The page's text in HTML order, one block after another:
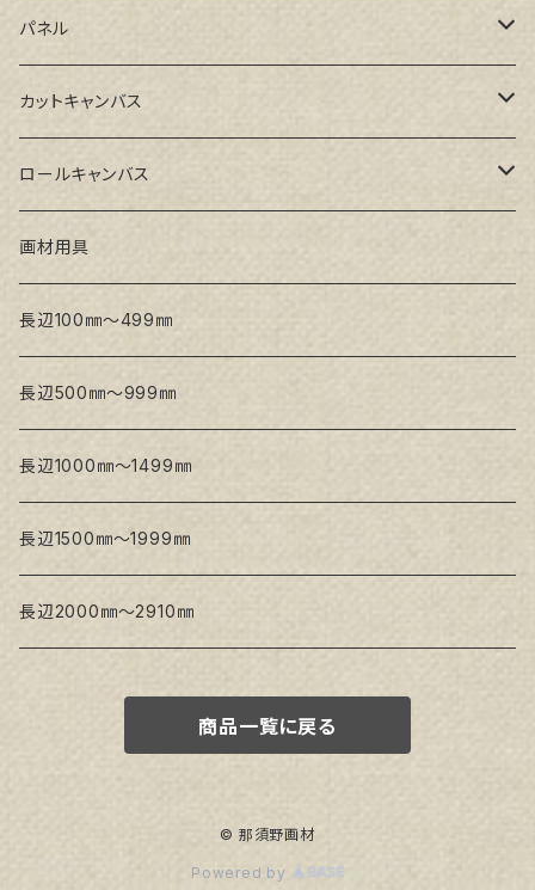
GAERA BA(中荒目)
GAERA GLC(中目)
トークロ イエロー(中目)
トークロ 赤SP(中目)
Snow White SPC(中目)
ルーブル米杉木枠
Paulo木枠
パネル
ラワンパネル
シナパネル
カットキャンバス
GAERA F(中細目)
GAERA BA(中荒目)
Snow White SPC(中目)
Snow White SLA(中目)
ロールキャンバス
GAERA F(中細目) / BA(中荒目)
Snow White SLA(中目)
Snow White SLH(中太目)
Snow White SPC(中目)
トークロ イエロー
生キャンバス
画材用具
長辺100㎜～499㎜
長辺500㎜～999㎜
長辺1000㎜～1499㎜
長辺1500㎜～1999㎜
長辺2000㎜～2910㎜
商品一覧に戻る
© 那須野画材
Powered by